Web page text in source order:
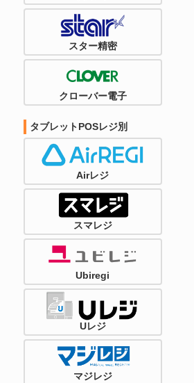
スター精密
クローバー電子
タブレットPOSレジ別
Airレジ
スマレジ
Ubiregi
Uレジ
マジレジ